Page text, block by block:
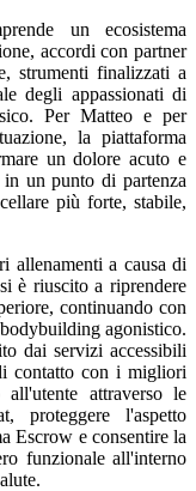
un ecosistema
accordi con partner
strumenti finalizzati a
degli appassionati di
Per Matteo e per
la piattaforma
un dolore acuto e
un punto di partenza
più forte, stabile,
allenamenti a causa di
è riuscito a riprendere
continuando con
agonistico.
dai servizi accessibili
contatto con i migliori
attraverso le
l'aspetto
Escrow e consentire la
funzionale all'interno